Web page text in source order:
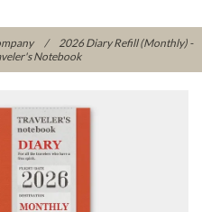
/
2026 Diary Refill (Monthly) -
Notebook